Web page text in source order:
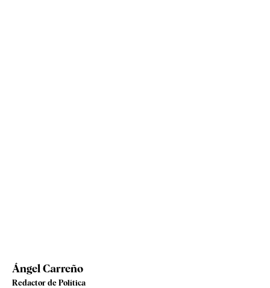
Ángel Carreño
Redactor de Política